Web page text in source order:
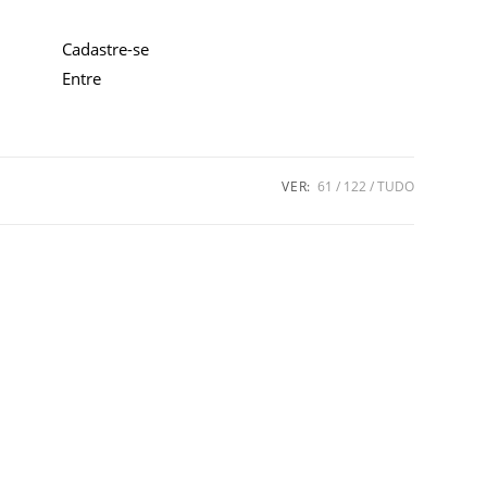
Cadastre-se
Entre
VER: 61 122 TUDO